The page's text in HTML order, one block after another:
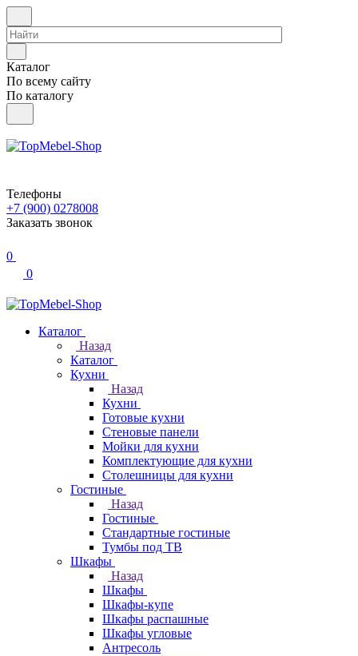
Каталог
По всему сайту
По каталогу
Телефоны
+7 (900) 0278008
Заказать звонок
0
0
Каталог
Назад
Каталог
Кухни
Назад
Кухни
Готовые кухни
Стеновые панели
Мойки для кухни
Комплектующие для кухни
Столешницы для кухни
Гостиные
Назад
Гостиные
Стандартные гостиные
Тумбы под ТВ
Шкафы
Назад
Шкафы
Шкафы-купе
Шкафы распашные
Шкафы угловые
Антресоль